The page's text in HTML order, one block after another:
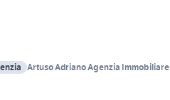
Artuso Adriano Agenzia Immobiliare